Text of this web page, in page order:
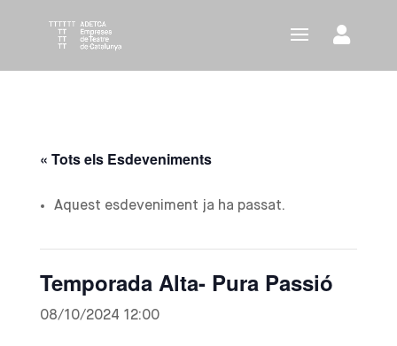
« Tots els Esdeveniments
Aquest esdeveniment ja ha passat.
Temporada Alta- Pura Passió
08/10/2024 12:00